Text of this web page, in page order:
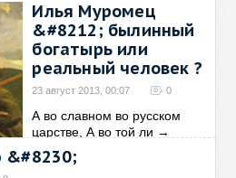
Илья Муромец
&#8212; былинный
богатырь или
реальный человек ?
23 август 2013, 00:07 0
А во славном во русском
царстве, А во той ли →
&#8230;